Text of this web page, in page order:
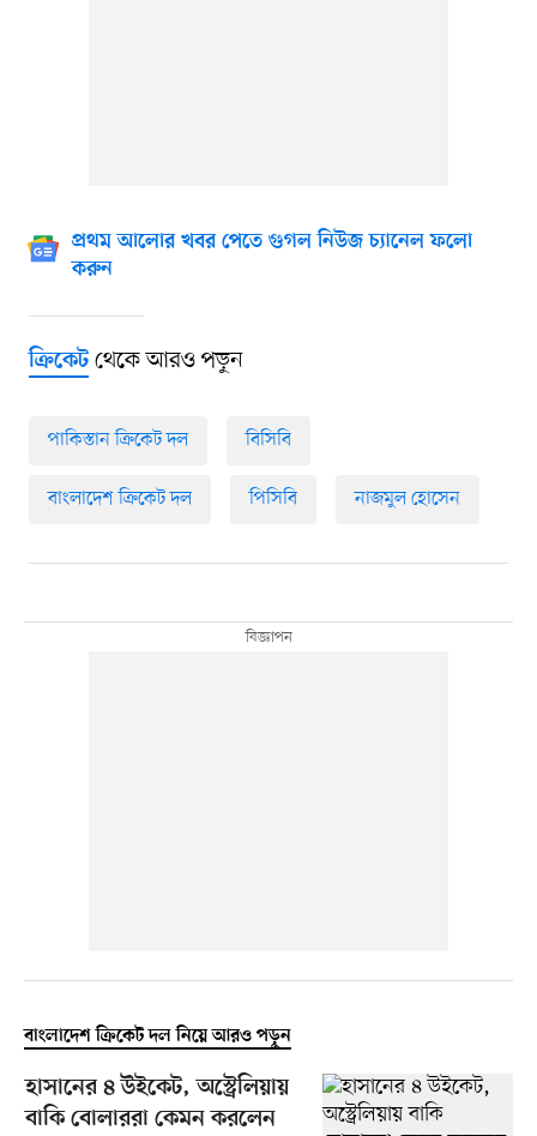
প্রথম আলোর খবর পেতে গুগল নিউজ চ্যানেল ফলো
করুন
ক্রিকেটথেকে আরও পড়ুন
পাকিস্তান ক্রিকেট দল বিসিবি
বাংলাদেশ ক্রিকেট দল পিসিবি নাজমুল হোসেন
বাংলাদেশ ক্রিকেট দল নিয়ে আরও পড়ুন
হাসানের ৪ উইকেট, অস্ট্রেলিয়ায়
বাকি বোলাররা কেমন করলেন